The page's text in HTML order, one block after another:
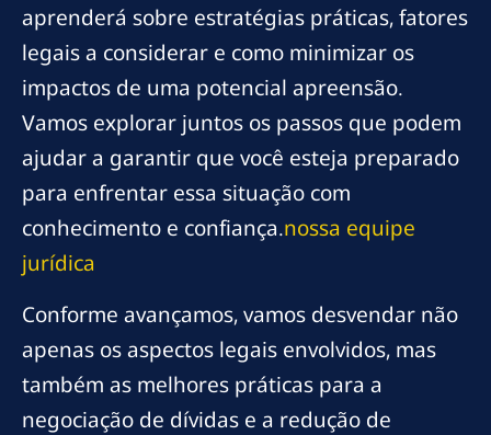
aprenderá sobre estratégias práticas, fatores
legais a considerar e como minimizar os
impactos de uma potencial apreensão.
Vamos explorar juntos os passos que podem
ajudar a garantir que você esteja preparado
para enfrentar essa situação com
conhecimento e confiança.nossa equipe
jurídica
Conforme avançamos, vamos desvendar não
apenas os aspectos legais envolvidos, mas
também as melhores práticas para a
negociação de dívidas e a redução de